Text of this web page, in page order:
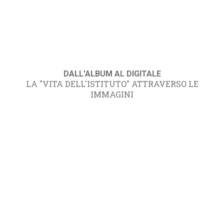
DALL'ALBUM AL DIGITALE
LA "VITA DELL'ISTITUTO" ATTRAVERSO LE
IMMAGINI